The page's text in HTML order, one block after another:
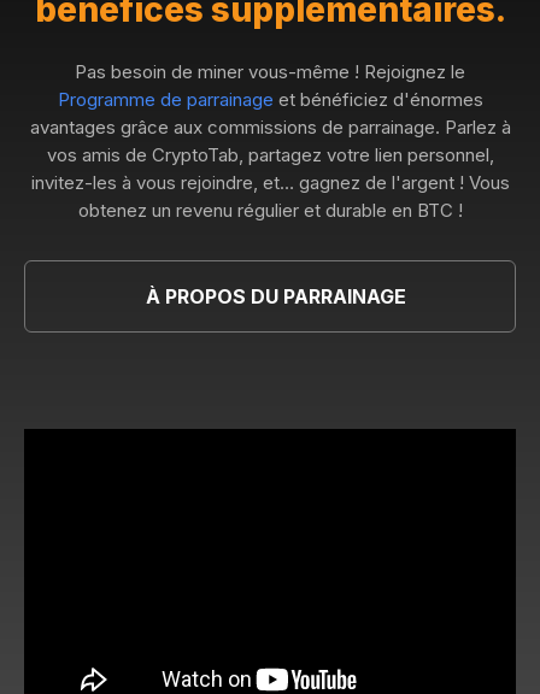
bénéfices supplémentaires.
Pas besoin de miner vous-même ! Rejoignez le
Programme de parrainage et bénéficiez d'énormes
avantages grâce aux commissions de parrainage. Parlez à
vos amis de CryptoTab, partagez votre lien personnel,
invitez-les à vous rejoindre, et… gagnez de l'argent ! Vous
obtenez un revenu régulier et durable en BTC !
À PROPOS DU PARRAINAGE